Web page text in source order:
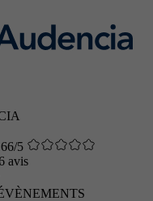
5
avis